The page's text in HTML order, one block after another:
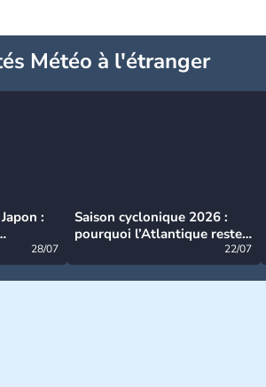
Météo à l'étranger
:
28/07
Saison cyclonique 2026 :
pourquoi l’Atlantique reste
22/07